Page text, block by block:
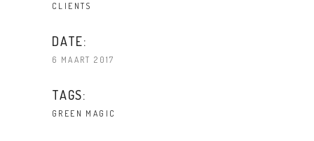
CLIENTS
DATE:
6 MAART 2017
TAGS:
GREEN MAGIC